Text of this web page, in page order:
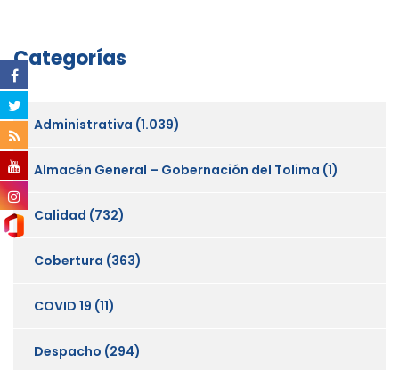
Categorías
Administrativa (1.039)
Almacén General – Gobernación del Tolima (1)
Calidad (732)
Cobertura (363)
COVID 19 (11)
Despacho (294)